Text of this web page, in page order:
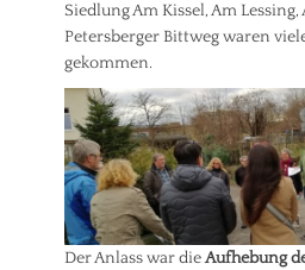
e
h
r
i
l
u
n
g
(
F
r
a
k
t
Siedlung Am Kissel, Am
Petersberger Bittweg waren
gekommen.
Der Anlass war dieAufhebung